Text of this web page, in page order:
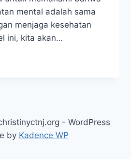
mental adalah sama
menjaga kesehatan
ini, kita akan…
- WordPress
by Kadence WP